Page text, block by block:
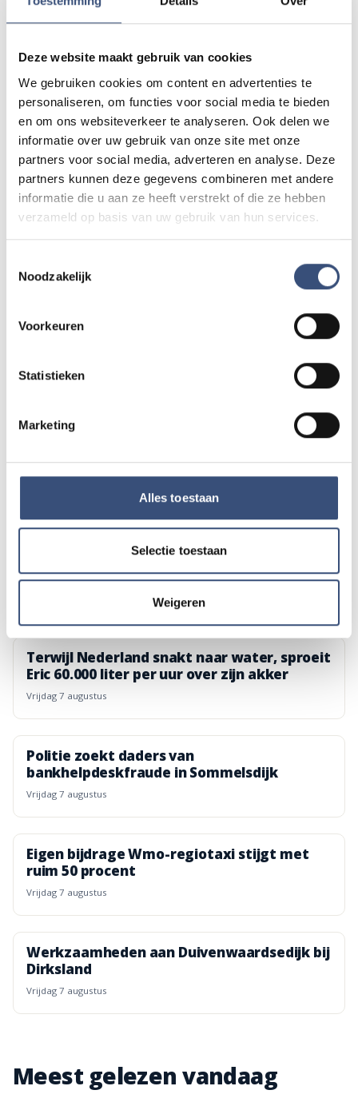
Deze website maakt gebruik van cookies
We gebruiken cookies om content en advertenties te
personaliseren, om functies voor social media te bieden
en om ons websiteverkeer te analyseren. Ook delen we
informatie over uw gebruik van onze site met onze
partners voor social media, adverteren en analyse. Deze
partners kunnen deze gegevens combineren met andere
informatie die u aan ze heeft verstrekt of die ze hebben
verzameld op basis van uw gebruik van hun services.
Noodzakelijk
Voorkeuren
Statistieken
Marketing
Alles toestaan
Selectie toestaan
Weigeren
Zie je een fout in dit artikel, werkt iets niet goed of kom je een
advertentie tegen die niet klopt? Laat het ons weten via
redactie@omroeparchipel.nl
GRATIS APP
Omroep Archipel altijd in je broekzak
DOWNLOAD IN DE
App Store
ONTDEK HET OP
Google Play
Vier generaties exposeren met christelijke
kunst in Hervormde Kerk Oude-Tonge
Wielrenner overleden na onwelwording bij
Den Bommel
Beach CleanUp Tour strijkt neer in Kwade
Hoek, maar lokale opruimers zijn kritisch
Terwijl Nederland snakt naar water, sproeit
Eric 60.000 liter per uur over zijn akker
vrijdag 7 augustus
Politie zoekt daders van
bankhelpdeskfraude in Sommelsdijk
vrijdag 7 augustus
Eigen bijdrage Wmo-regiotaxi stijgt met
ruim 50 procent
vrijdag 7 augustus
Werkzaamheden aan Duivenwaardsedijk bij
Dirksland
vrijdag 7 augustus
Meest gelezen vandaag